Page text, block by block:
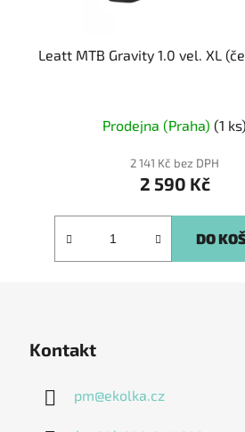
Leatt MTB Gravity 1.0 vel. XL
Prodejna (Praha)(1 ks)
2 141 Kč bez DPH
2 590 Kč
DO
Kontakt
pm@ekolka.cz